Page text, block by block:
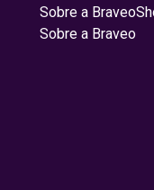
Sobre a
Sobre a Braveo